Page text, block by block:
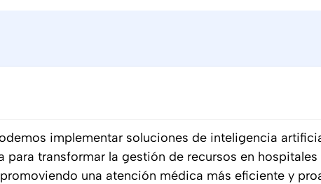
implementar soluciones de inteligencia
para transformar la gestión de recursos en hospitales
una atención médica más eficiente y